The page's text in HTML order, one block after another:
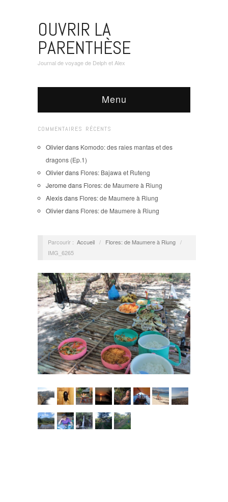
OUVRIR LA
PARENTHÈSE
Journal de voyage de Delph et Alex
Menu
COMMENTAIRES RÉCENTS
Olivierdans Komodo: des raies mantas et des
dragons (Ep.1)
Olivierdans Flores: Bajawa et Ruteng
Jerome dans Flores: de Maumere à Riung
Alexisdans Flores: de Maumere à Riung
Olivierdans Flores: de Maumere à Riung
Parcourir : Accueil / Flores: de Maumere à Riung /
IMG_6265